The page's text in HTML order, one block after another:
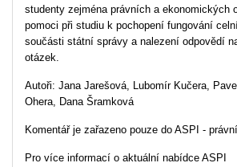
studenty zejména právních a ekonomických
pomoci při studiu k pochopení fungování
součásti státní správy a nalezení odpovědí
otázek.
Autoři: Jana Jarešová, Lubomír Kučera,
Ohera, Dana Šramková
Komentář je zařazeno pouze do ASPI -
Pro více informací o aktuální nabídce ASPI